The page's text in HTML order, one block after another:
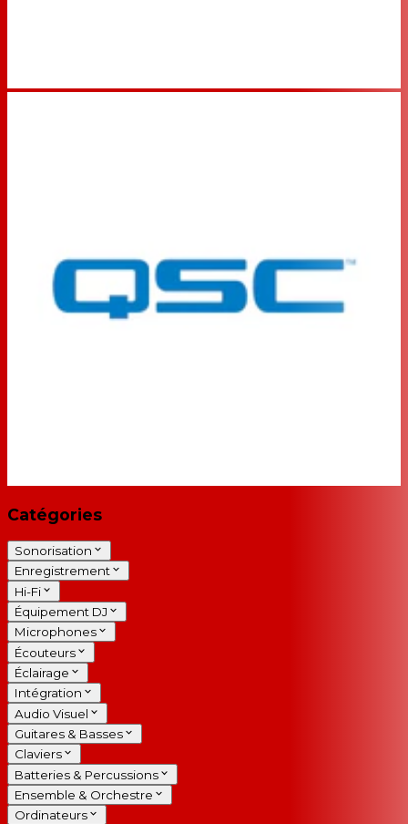
Catégories
Sonorisation
Enregistrement
Hi-Fi
Équipement DJ
Microphones
Écouteurs
Éclairage
Intégration
Audio Visuel
Guitares & Basses
Claviers
Batteries & Percussions
Ensemble & Orchestre
Ordinateurs